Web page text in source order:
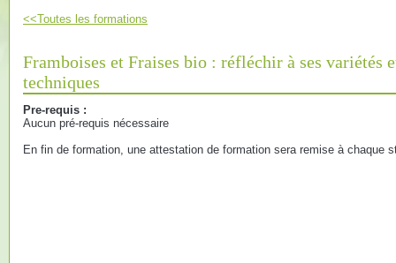
<<Toutes les formations
Framboises et Fraises bio : réfléchir à ses variétés
techniques
Pre-requis :
Aucun pré-requis nécessaire
En fin de formation, une attestation de formation sera remise à chaque